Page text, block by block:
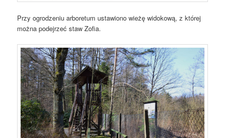
Przy ogrodzeniu arboretum ustawiono wieżę widokową, z której
można podejrzeć staw Zofia.